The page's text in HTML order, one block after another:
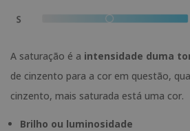
A saturação é a intensidade duma
de cinzento para a cor em questão,
cinzento, mais saturada está uma cor.
Brilho ou luminosidade